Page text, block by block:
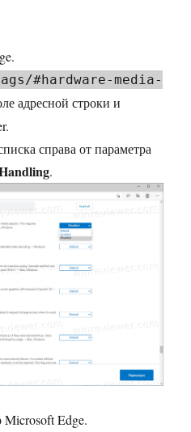
#hardware-media-
адресной строки и
справа от параметра
.
Microsoft Edge.